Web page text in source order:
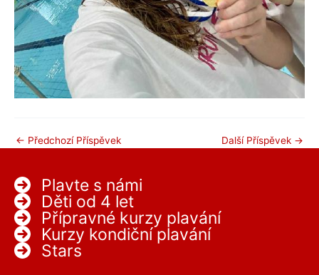
← Předchozí Příspěvek Další Příspěvek →
Plavte s námi
Děti od 4 let
Přípravné kurzy plavání
Kurzy kondiční plavání
Stars